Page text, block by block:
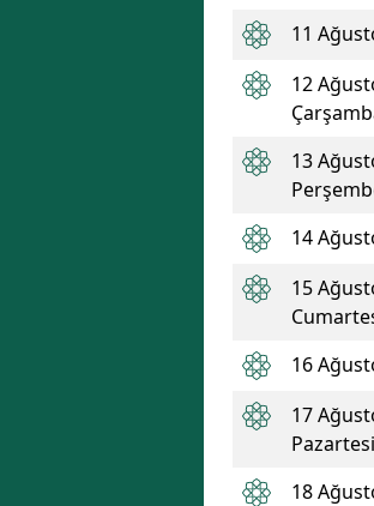
11
12
13
14
15
16
17
Pazartesi
18